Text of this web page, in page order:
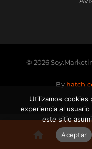
© 2026
By hatch
Utilizamos cookies
experiencia al
este sitio
Aceptar